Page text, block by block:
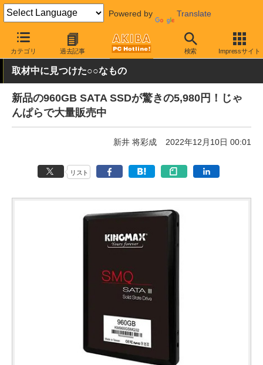
Powered by Translate
カテゴリ 過去記事 検索 Impressサイト
AKIBA PC Hotline! 秋葉原情報 価格情報 特価情報
取材中に見つけた○○なもの
新品の960GB SATA SSDが驚きの5,980円！じゃ
んぱらで大量販売中
新井 将彩成 2022年12月10日 00:01
リスト